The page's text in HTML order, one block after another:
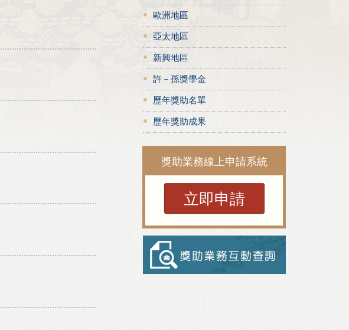
歐洲地區
亞太地區
新興地區
許－孫獎學金
歷年獎助名單
歷年獎助成果
獎助業務線上申請系統
立即申請